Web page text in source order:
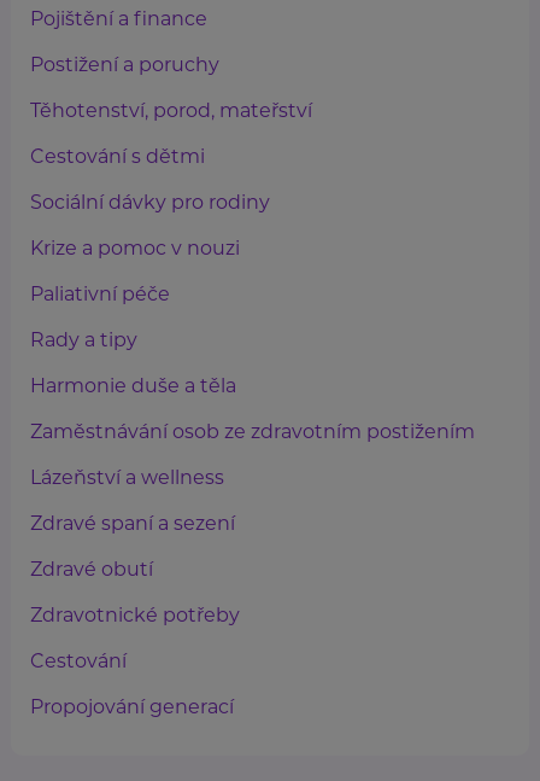
Pojištění a finance
Postižení a poruchy
Těhotenství, porod, mateřství
Cestování s dětmi
Sociální dávky pro rodiny
Krize a pomoc v nouzi
Paliativní péče
Rady a tipy
Harmonie duše a těla
Zaměstnávání osob ze zdravotním postižením
Lázeňství a wellness
Zdravé spaní a sezení
Zdravé obutí
Zdravotnické potřeby
Cestování
Propojování generací